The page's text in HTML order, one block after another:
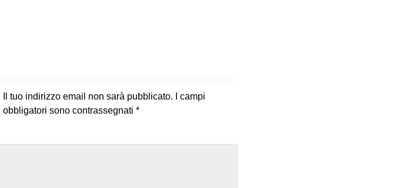
Il tuo indirizzo email non sarà pubblicato.
I campi
obbligatori sono contrassegnati *